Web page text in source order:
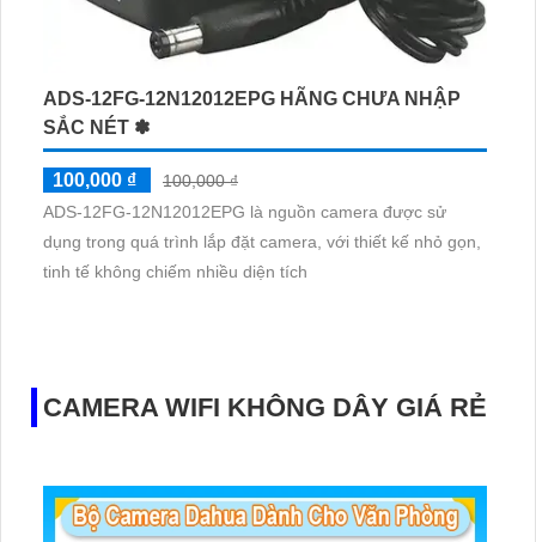
ADS-12FG-12N12012EPG HÃNG CHƯA NHẬP
SẮC NÉT ✽
100,000 ₫
100,000 ₫
ADS-12FG-12N12012EPG là nguồn camera được sử
dụng trong quá trình lắp đặt camera, với thiết kế nhỏ gọn,
tinh tế không chiếm nhiều diện tích
CAMERA WIFI KHÔNG DÂY GIÁ RẺ